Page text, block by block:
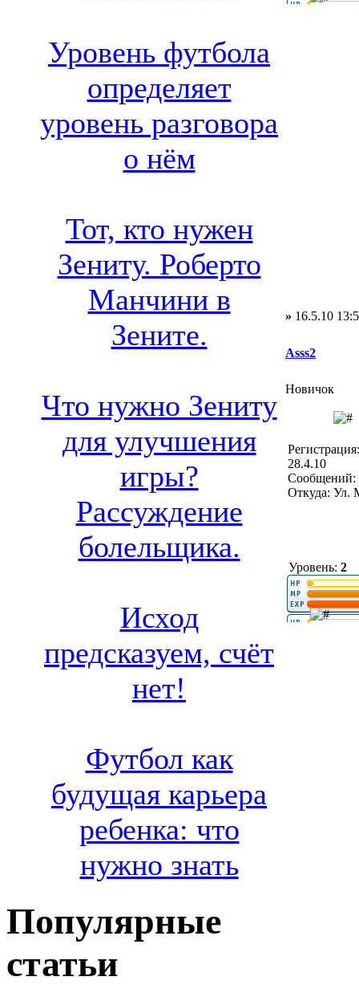
Уровень футбола
определяет
уровень разговора
о нём
Тот, кто нужен
Зениту. Роберто
Манчини в
Зените.
Что нужно Зениту
для улучшения
игры?
Рассуждение
болельщика.
Исход
предсказуем, счёт
нет!
Футбол как
будущая карьера
ребенка: что
нужно знать
Популярные
статьи
» 16.5.10
Asss2
Новичок
Регистрация:
28.4.10
Сообщений:
Откуда: Ул.
Уровень: 2